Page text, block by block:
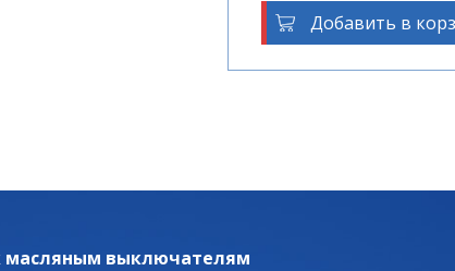
Добавить в
масляным выключателям